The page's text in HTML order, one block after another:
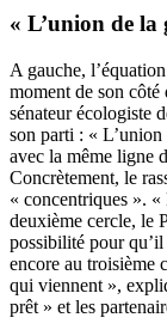
« L’union de la
A gauche,
moment de son
sénateur écologiste
son parti : « L’union
avec la même ligne
Concrètement, le
« concentriques ».
deuxième cercle, le
possibilité pour
encore au troisième
qui viennent »,
prêt » et les